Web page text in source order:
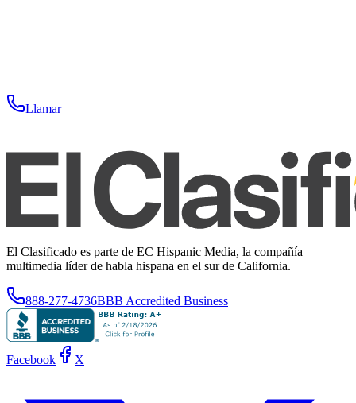
Llamar
El Clasificado es parte de EC Hispanic Media, la compañía
multimedia líder de habla hispana en el sur de California.
888-277-4736BBB Accredited Business
Facebook X